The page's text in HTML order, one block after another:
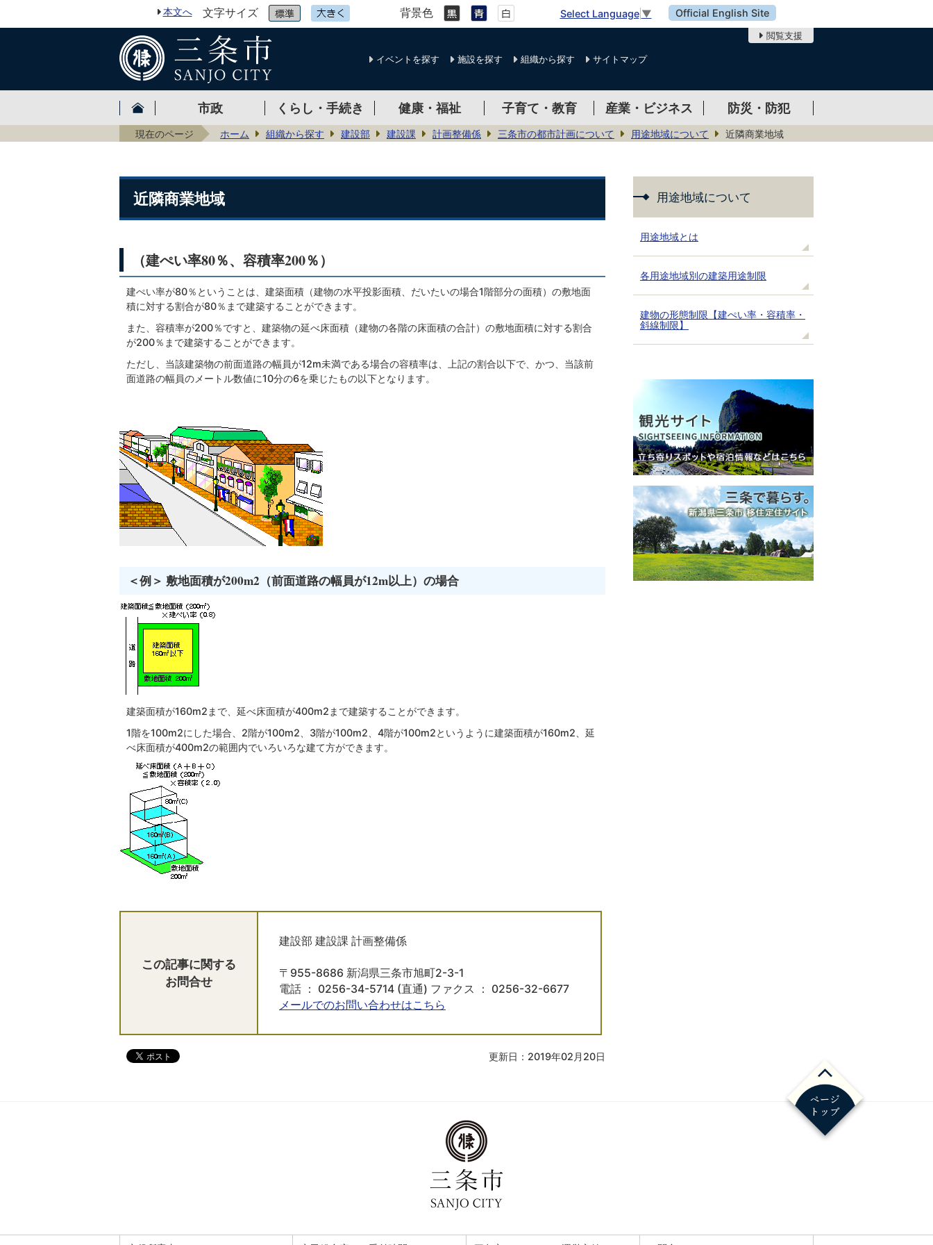
本文へ 文字サイズ 背景色 Select Language ▼ Official English Site
閲覧支援
イベントを探す 施設を探す 組織から探す サイトマップ
市政 くらし・手続き 健康・福祉 子育て・教育 産業・ビジネス 防災・防犯
現在のページ ホーム 組織から探す 建設部 建設課 計画整備係 三条市の都市計画について 用途地域について 近隣商業地域
近隣商業地域
（建ぺい率80％、容積率200％）
建ぺい率が80％ということは、建築面積（建物の水平投影面積、だいたいの場合1階部分の面積）の敷地面
積に対する割合が80％まで建築することができます。
また、容積率が200％ですと、建築物の延べ床面積（建物の各階の床面積の合計）の敷地面積に対する割合
が200％まで建築することができます。
ただし、当該建築物の前面道路の幅員が12m未満である場合の容積率は、上記の割合以下で、かつ、当該前
面道路の幅員のメートル数値に10分の6を乗じたもの以下となります。
＜例＞ 敷地面積が200m2（前面道路の幅員が12m以上）の場合
建築面積が160m2まで、延べ床面積が400m2まで建築することができます。
1階を100m2にした場合、2階が100m2、3階が100m2、4階が100m2というように建築面積が160m2、延
べ床面積が400m2の範囲内でいろいろな建て方ができます。
この記事に関する
お問合せ
建設部 建設課 計画整備係
〒955-8686 新潟県三条市旭町2-3-1
電話 ： 0256-34-5714 (直通) ファクス ： 0256-32-6677
メールでのお問い合わせはこちら
更新日：2019年02月20日
用途地域について
用途地域とは
各用途地域別の建築用途制限
建物の形態制限【建ぺい率・容積率・
斜線制限】